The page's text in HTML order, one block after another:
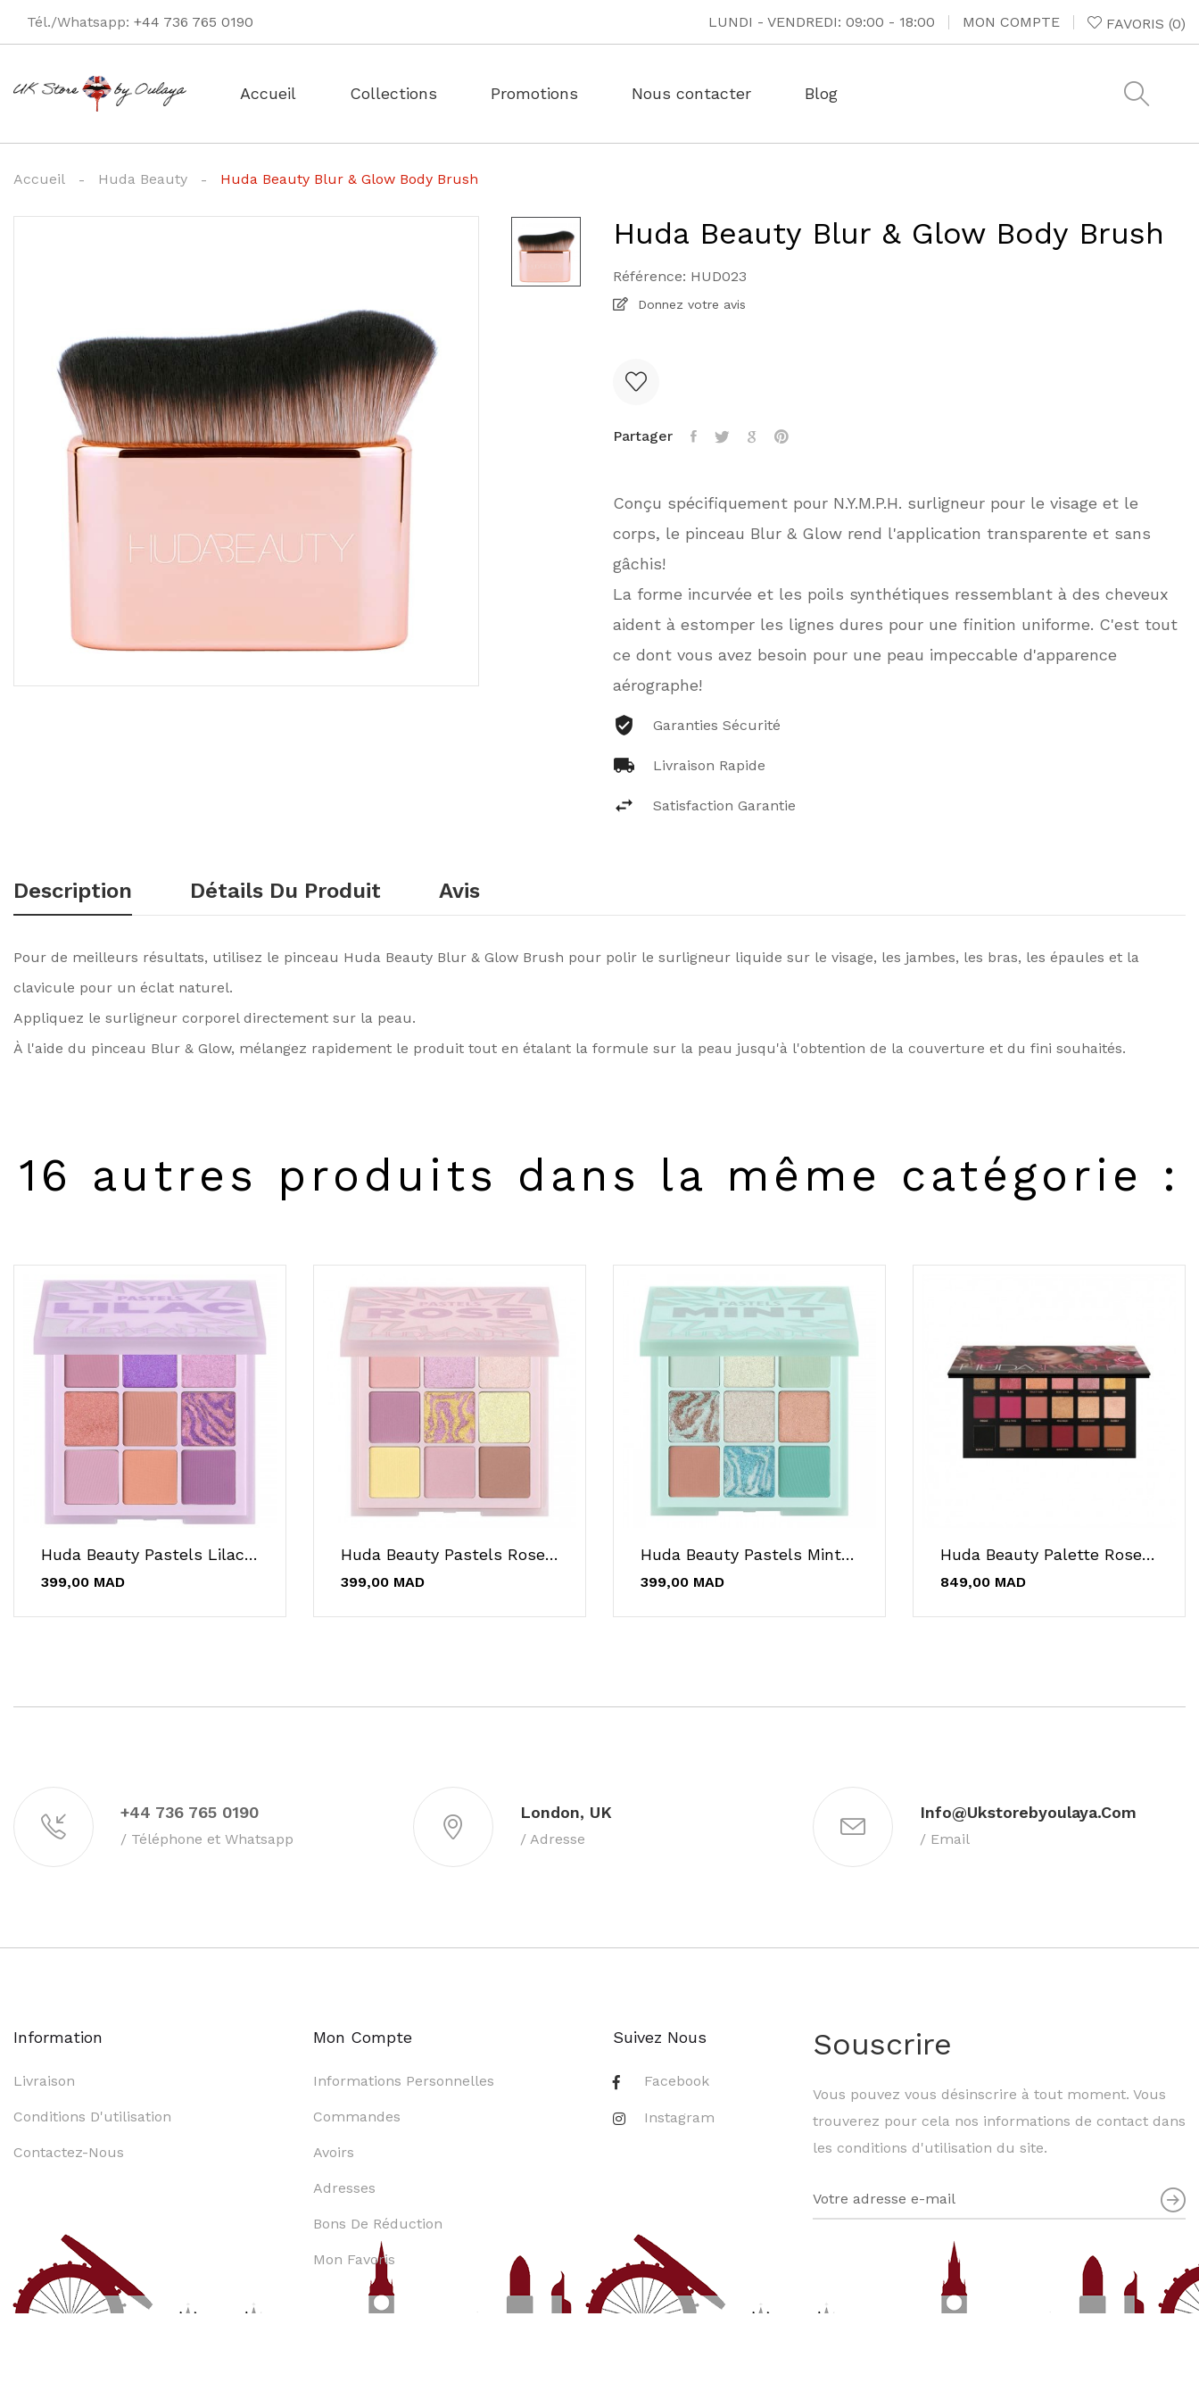
FAVORIS (0)
MON COMPTE
Tél./Whatsapp: +44 736 765 0190 LUNDI - VENDREDI: 09:00 - 18:00
Accueil Collections Promotions Nous contacter Blog
Accueil Huda Beauty Huda Beauty Blur & Glow Body Brush
Huda Beauty Blur & Glow Body Brush
Référence: HUD023
Donnez votre avis
Partager
Conçu spécifiquement pour N.Y.M.P.H. surligneur pour le visage et le
corps, le pinceau Blur & Glow rend l'application transparente et sans
gâchis!
La forme incurvée et les poils synthétiques ressemblant à des cheveux
aident à estomper les lignes dures pour une finition uniforme. C'est tout
ce dont vous avez besoin pour une peau impeccable d'apparence
aérographe!
Garanties Sécurité
Livraison Rapide
Satisfaction Garantie
Description Détails Du Produit Avis
Pour de meilleurs résultats, utilisez le pinceau Huda Beauty Blur & Glow Brush pour polir le surligneur liquide sur le visage, les jambes, les bras, les épaules et la
clavicule pour un éclat naturel.
Appliquez le surligneur corporel directement sur la peau.
À l'aide du pinceau Blur & Glow, mélangez rapidement le produit tout en étalant la formule sur la peau jusqu'à l'obtention de la couverture et du fini souhaités.
16 autres produits dans la même catégorie :
Huda Beauty Pastels Lilac Obsessions
399,00 MAD
Huda Beauty Pastels Rose Obsessions
399,00 MAD
Huda Beauty Pastels Mint Obsessions
399,00 MAD
Huda Beauty Palette Rose Gold Remastred
849,00 MAD
+44 736 765 0190
/ Téléphone et Whatsapp
London, UK
/ Adresse
Info@ukstorebyoulaya.com
/ Email
Information
Livraison
Conditions D'utilisation
Contactez-Nous
Mon Compte
Informations Personnelles
Commandes
Avoirs
Adresses
Bons De Réduction
Mon Favoris
Suivez Nous
Facebook
Instagram
Souscrire
Vous pouvez vous désinscrire à tout moment. Vous
trouverez pour cela nos informations de contact dans
les conditions d'utilisation du site.